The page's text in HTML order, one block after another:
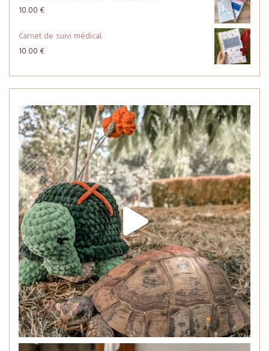
10.00 €
Carnet de suivi médical
10.00 €